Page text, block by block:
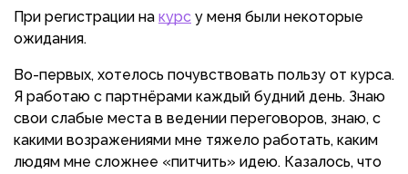
При регистрации на курс у меня были некоторые
ожидания.
Во-первых, хотелось почувствовать пользу от курса.
Я работаю с партнёрами каждый будний день. Знаю
свои слабые места в ведении переговоров, знаю, с
какими возражениями мне тяжело работать, каким
людям мне сложнее «питчить» идею. Казалось, что